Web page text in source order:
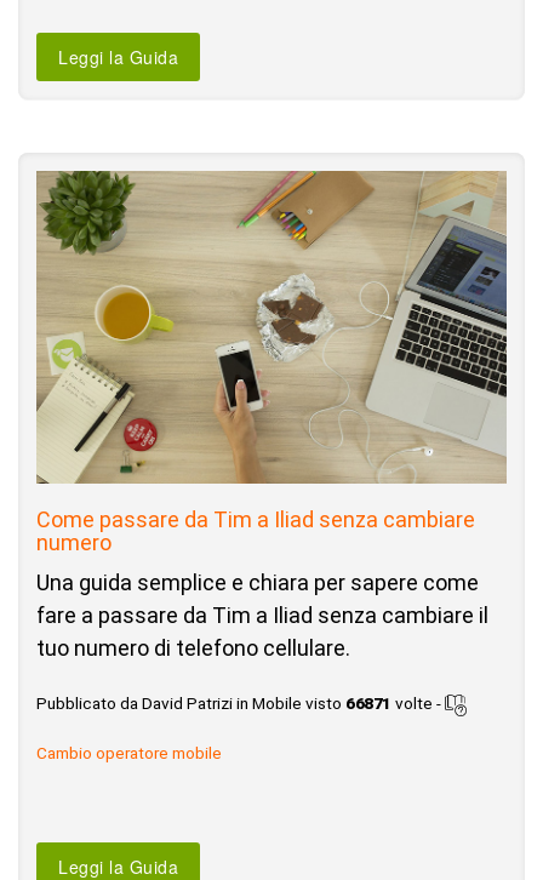
Leggi la Guida
Come passare da Tim a Iliad senza cambiare
numero
Una guida semplice e chiara per sapere come
fare a passare da Tim a Iliad senza cambiare il
tuo numero di telefono cellulare.
Pubblicato da David Patrizi in Mobile visto 66871 volte -
Cambio operatore mobile
Leggi la Guida